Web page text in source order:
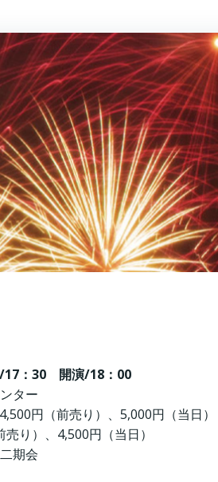
/17：30 開演/18：00
ター
円（前売り）、5,000円（当日）
り）、4,500円（当日）
期会